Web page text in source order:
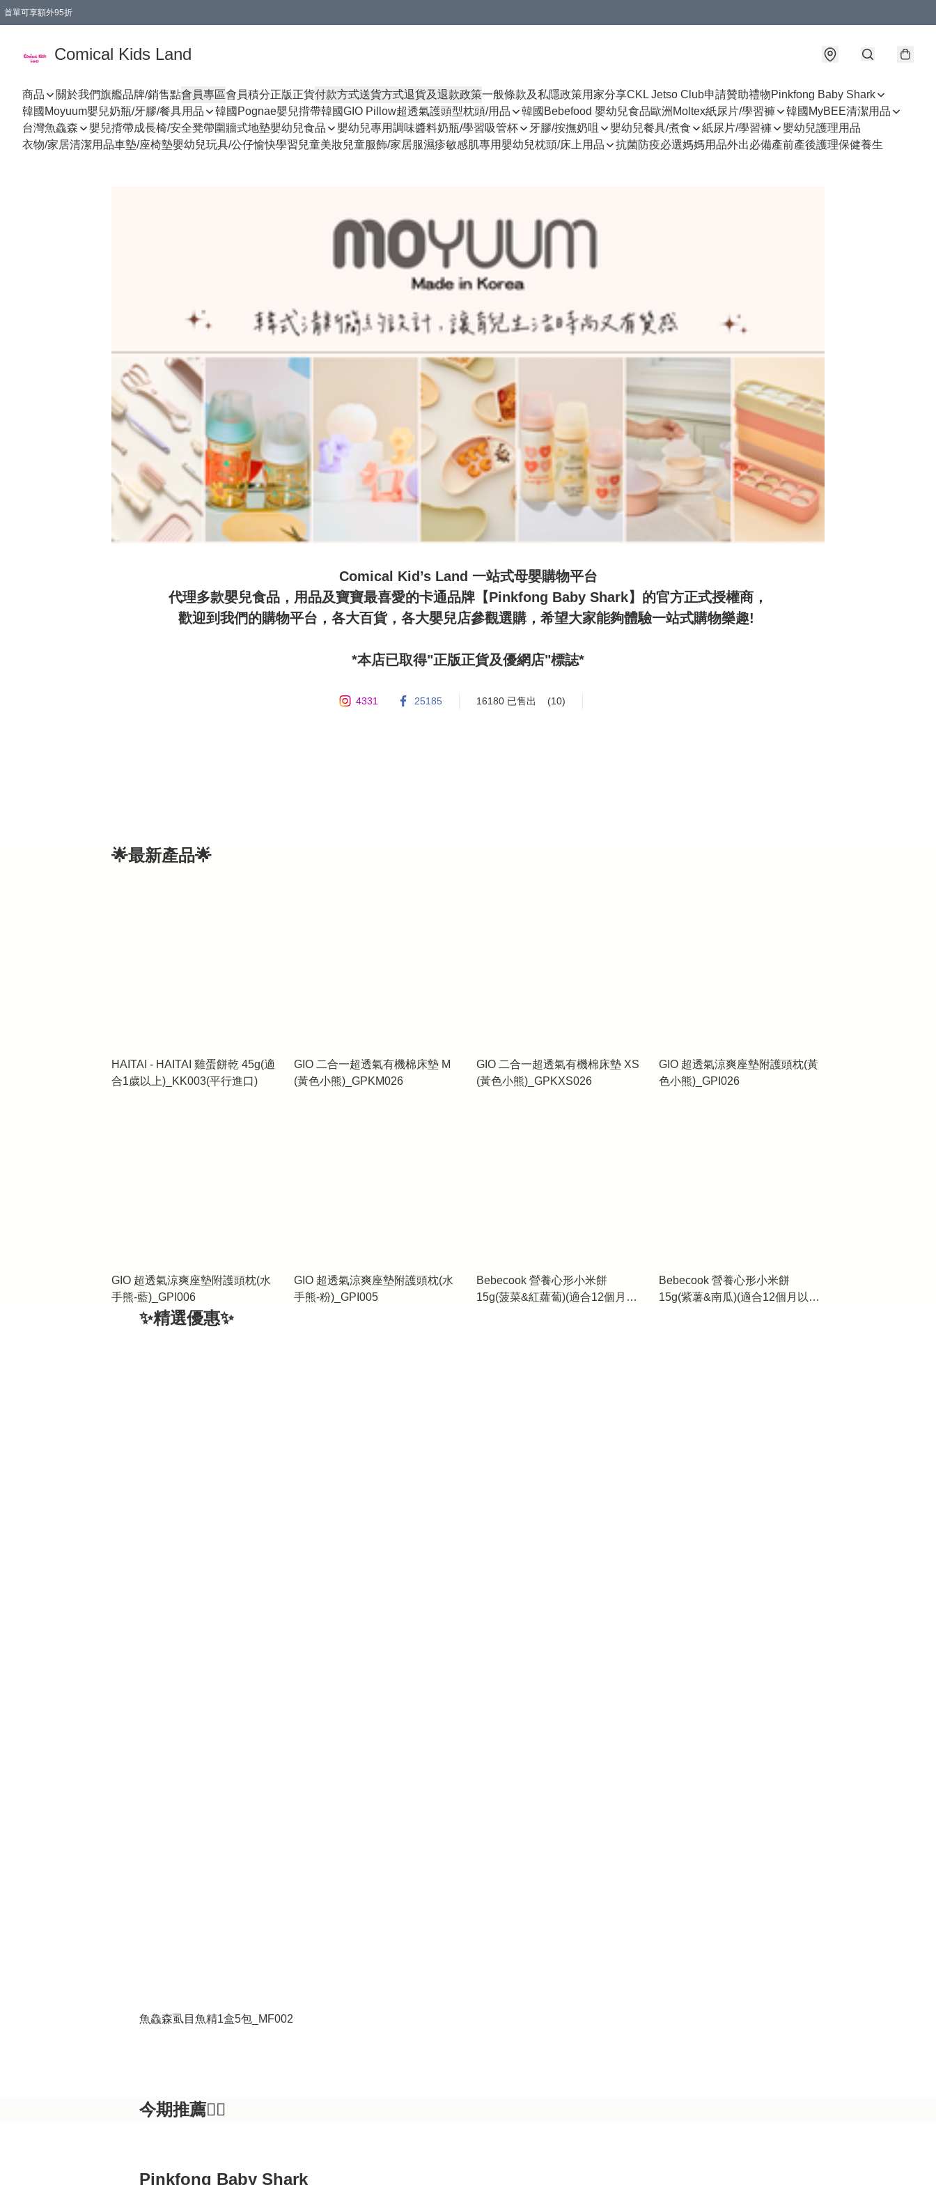
首單可享額外95折
Comical Kids Land
商品 關於我們旗艦品牌/銷售點會員專區會員積分正版正貨付款方式送貨方式退貨及退款政策一般條款及私隱政策用家分享CKL Jetso Club申請贊助禮物Pinkfong Baby Shark
韓國Moyuum嬰兒奶瓶/牙膠/餐具用品
韓國Pognae嬰兒揹帶韓國GIO Pillow超透氣護頭型枕頭/用品 韓國Bebefood 嬰幼兒食品歐洲Moltex紙尿片/學習褲
韓國MyBEE清潔用品
台灣魚鱻森
嬰兒揹帶成長椅/安全凳帶圍牆式地墊嬰幼兒食品 嬰幼兒專用調味醬料奶瓶/學習吸管杯 牙膠/按撫奶咀 嬰幼兒餐具/煮食 紙尿片/學習褲
嬰幼兒護理用品
衣物/家居清潔用品車墊/座椅墊嬰幼兒玩具/公仔愉快學習兒童美妝兒童服飾/家居服濕疹敏感肌專用嬰幼兒枕頭/床上用品 抗菌防疫必選媽媽用品外出必備產前產後護理保健養生
Comical Kid’s Land 一站式母嬰購物平台
代理多款嬰兒食品，用品及寶寶最喜愛的卡通品牌【Pinkfong Baby Shark】的官方正式授權商，
歡迎到我們的購物平台，各大百貨，各大嬰兒店參觀選購，希望大家能夠體驗一站式購物樂趣!
4331 25185 16180 已售出 (10)
🌟最新產品🌟
HAITAI - HAITAI 雞蛋餅乾 45g(適
合1歲以上)_KK003(平行進口)
GIO 二合一超透氣有機棉床墊 M
(黃色小熊)_GPKM026
GIO 二合一超透氣有機棉床墊 XS
(黃色小熊)_GPKXS026
GIO 超透氣涼爽座墊附護頭枕(黃
色小熊)_GPI026
GIO 超透氣涼爽座墊附護頭枕(水
手熊-藍)_GPI006
GIO 超透氣涼爽座墊附護頭枕(水
手熊-粉)_GPI005
Bebecook 營養心形小米餅
15g(菠菜&紅蘿蔔)(適合12個月以
Bebecook 營養心形小米餅
15g(紫薯&南瓜)(適合12個月以
✨精選優惠✨
魚鱻森虱目魚精1盒5包_MF002
今期推薦👍🏻
Pinkfong Baby Shark